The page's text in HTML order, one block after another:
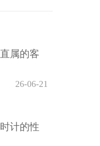
属的客
26-06-21
计的性